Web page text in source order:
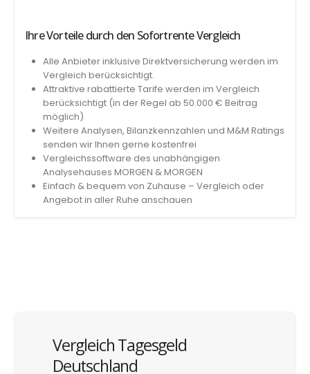
Ihre Vorteile durch den Sofortrente Vergleich
Alle Anbieter inklusive Direktversicherung werden im
Vergleich berücksichtigt.
Attraktive rabattierte Tarife werden im Vergleich
berücksichtigt (in der Regel ab 50.000 € Beitrag
möglich)
Weitere Analysen, Bilanzkennzahlen und M&M Ratings
senden wir Ihnen gerne kostenfrei
Vergleichssoftware des unabhängigen
Analysehauses MORGEN & MORGEN
Einfach & bequem von Zuhause – Vergleich oder
Angebot in aller Ruhe anschauen
Vergleich Tagesgeld
Deutschland